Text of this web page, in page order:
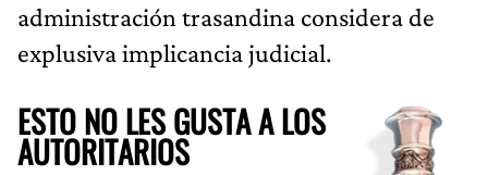
administración trasandina considera de
explusiva implicancia judicial.
ESTO NO LES GUSTA A LOS
AUTORITARIOS